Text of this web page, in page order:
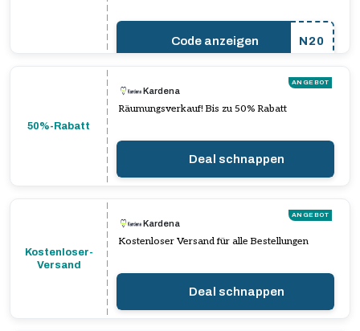
Code anzeigen N20
50%-Rabatt
ANGEBOT
Kardena
Räumungsverkauf! Bis zu 50% Rabatt
Deal schnappen
Kostenloser-
Versand
ANGEBOT
Kardena
Kostenloser Versand für alle Bestellungen
Deal schnappen